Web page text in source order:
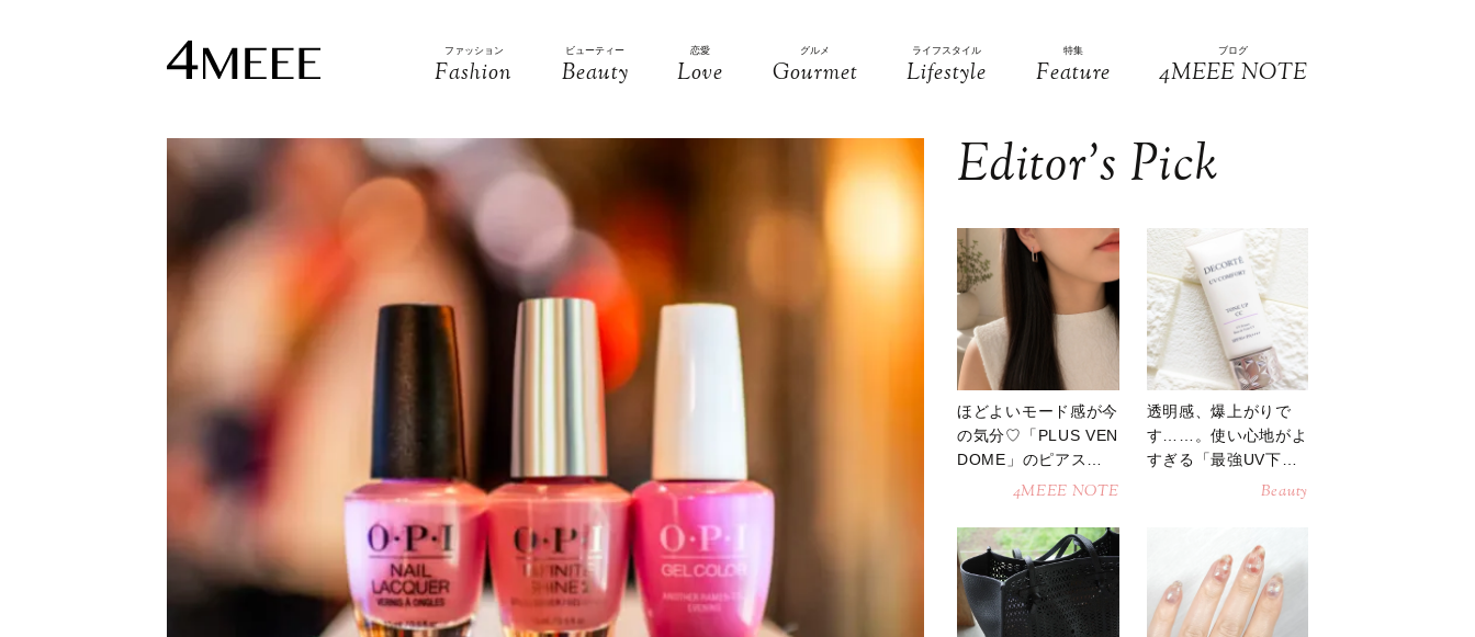
ファッション
Fashion
ビューティー
Beauty
恋愛
Love
グルメ
Gourmet
ライフスタイル
Lifestyle
特集
Feature
ブログ
4MEEE NOTE
Editor’s Pick
ほどよいモード感が今
の気分♡「PLUS VEN
DOME」のピアスが
4MEEE NOTE
透明感、爆上がりで
す……。使い心地がよ
すぎる「最強UV下
Beauty